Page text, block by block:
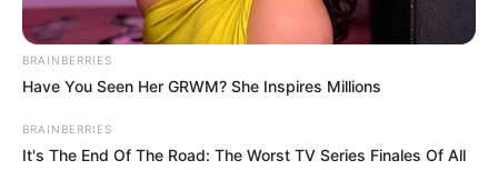
Uno de los aspectos más celebrados
deHyperSea
diferencia de los aviones o barcos
BRAINBERRIES
Have You Seen Her GRWM? She Inspires Millions
BRAINBERRIES
It's The End Of The Road: The Worst TV Series Finales Of All